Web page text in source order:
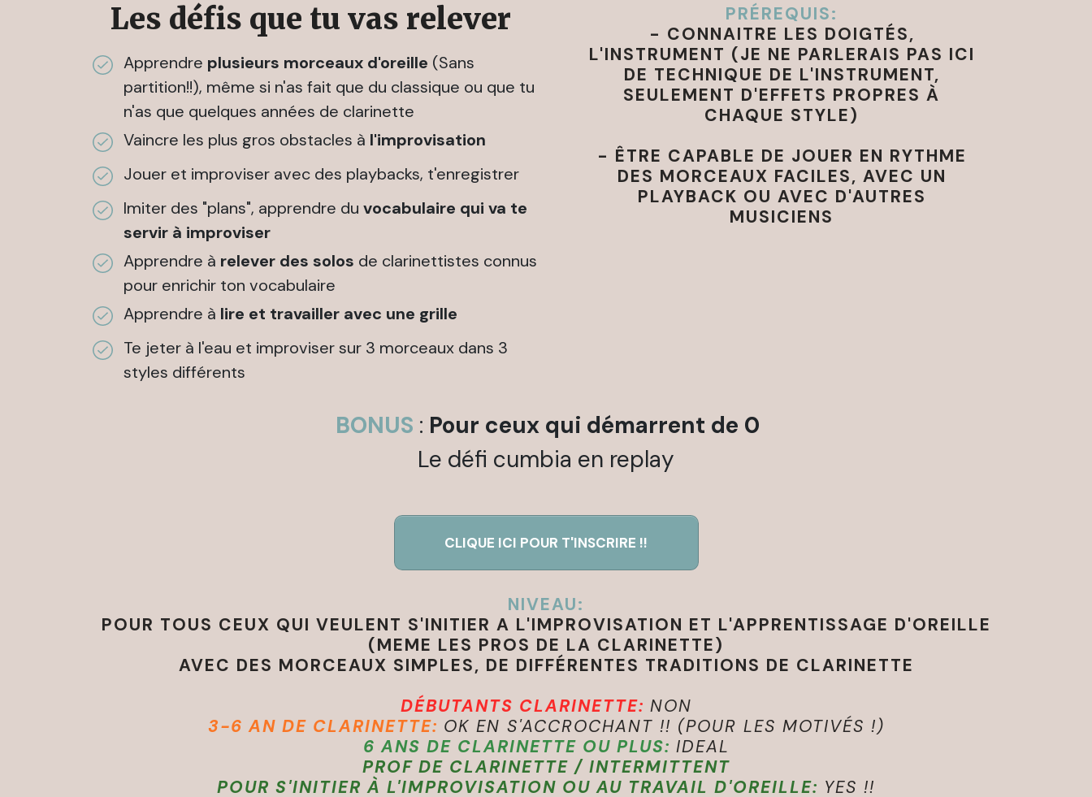
Les défis que tu vas relever
Apprendre plusieurs morceaux d'oreille (Sans
partition!!), même si n'as fait que du classique ou que tu
n'as que quelques années de clarinette
Vaincre les plus gros obstacles à l'improvisation
Jouer et improviser avec des playbacks, t'enregistrer
Imiter des "plans", apprendre du vocabulaire qui va te
servir à improviser
Apprendre à relever des solos de clarinettistes connus
pour enrichir ton vocabulaire
Apprendre à lire et travailler avec une grille
Te jeter à l'eau et improviser sur 3 morceaux dans 3
styles différents
PRÉREQUIS:
- CONNAITRE LES DOIGTÉS,
L'INSTRUMENT (JE NE PARLERAIS PAS ICI
DE TECHNIQUE DE L'INSTRUMENT,
SEULEMENT D'EFFETS PROPRES À
CHAQUE STYLE)
- ÊTRE CAPABLE DE JOUER EN RYTHME
DES MORCEAUX FACILES, AVEC UN
PLAYBACK OU AVEC D'AUTRES
MUSICIENS
BONUS : Pour ceux qui démarrent de 0
Le défi cumbia en replay
CLIQUE ICI POUR T'INSCRIRE !!
NIVEAU:
POUR TOUS CEUX QUI VEULENT S'INITIER A L'IMPROVISATION ET L'APPRENTISSAGE D'OREILLE
(MEME LES PROS DE LA CLARINETTE)
AVEC DES MORCEAUX SIMPLES, DE DIFFÉRENTES TRADITIONS DE CLARINETTE
DÉBUTANTS CLARINETTE: NON
3-6 AN DE CLARINETTE: OK EN S'ACCROCHANT !! (POUR LES MOTIVÉS !)
6 ANS DE CLARINETTE OU PLUS: IDEAL
PROF DE CLARINETTE / INTERMITTENT
POUR S'INITIER À L'IMPROVISATION OU AU TRAVAIL D'OREILLE: YES !!